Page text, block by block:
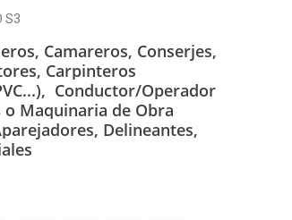
S3
Camareros, Conserjes,
Carpinteros
Conductor/Operador
o Maquinaria de Obra
Delineantes,